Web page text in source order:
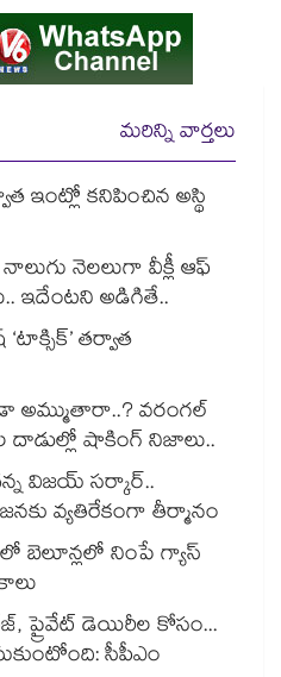
మరిన్ని వార్తలు
కనిపించిన అస్థి
నెలలుగా వీక్లీ ఆఫ్
ఇదేంటని అడిగితే..
‘టాక్సిక్’ తర్వాత
అమ్ముతారా..? వరంగల్
దాడుల్లో షాకింగ్ నిజాలు..
విజయ్ సర్కార్..
వ్యతిరేకంగా తీర్మానం
నింపే గ్యాస్
ప్రైవేట్ డెయిరీల కోసం...
సీపీఎం